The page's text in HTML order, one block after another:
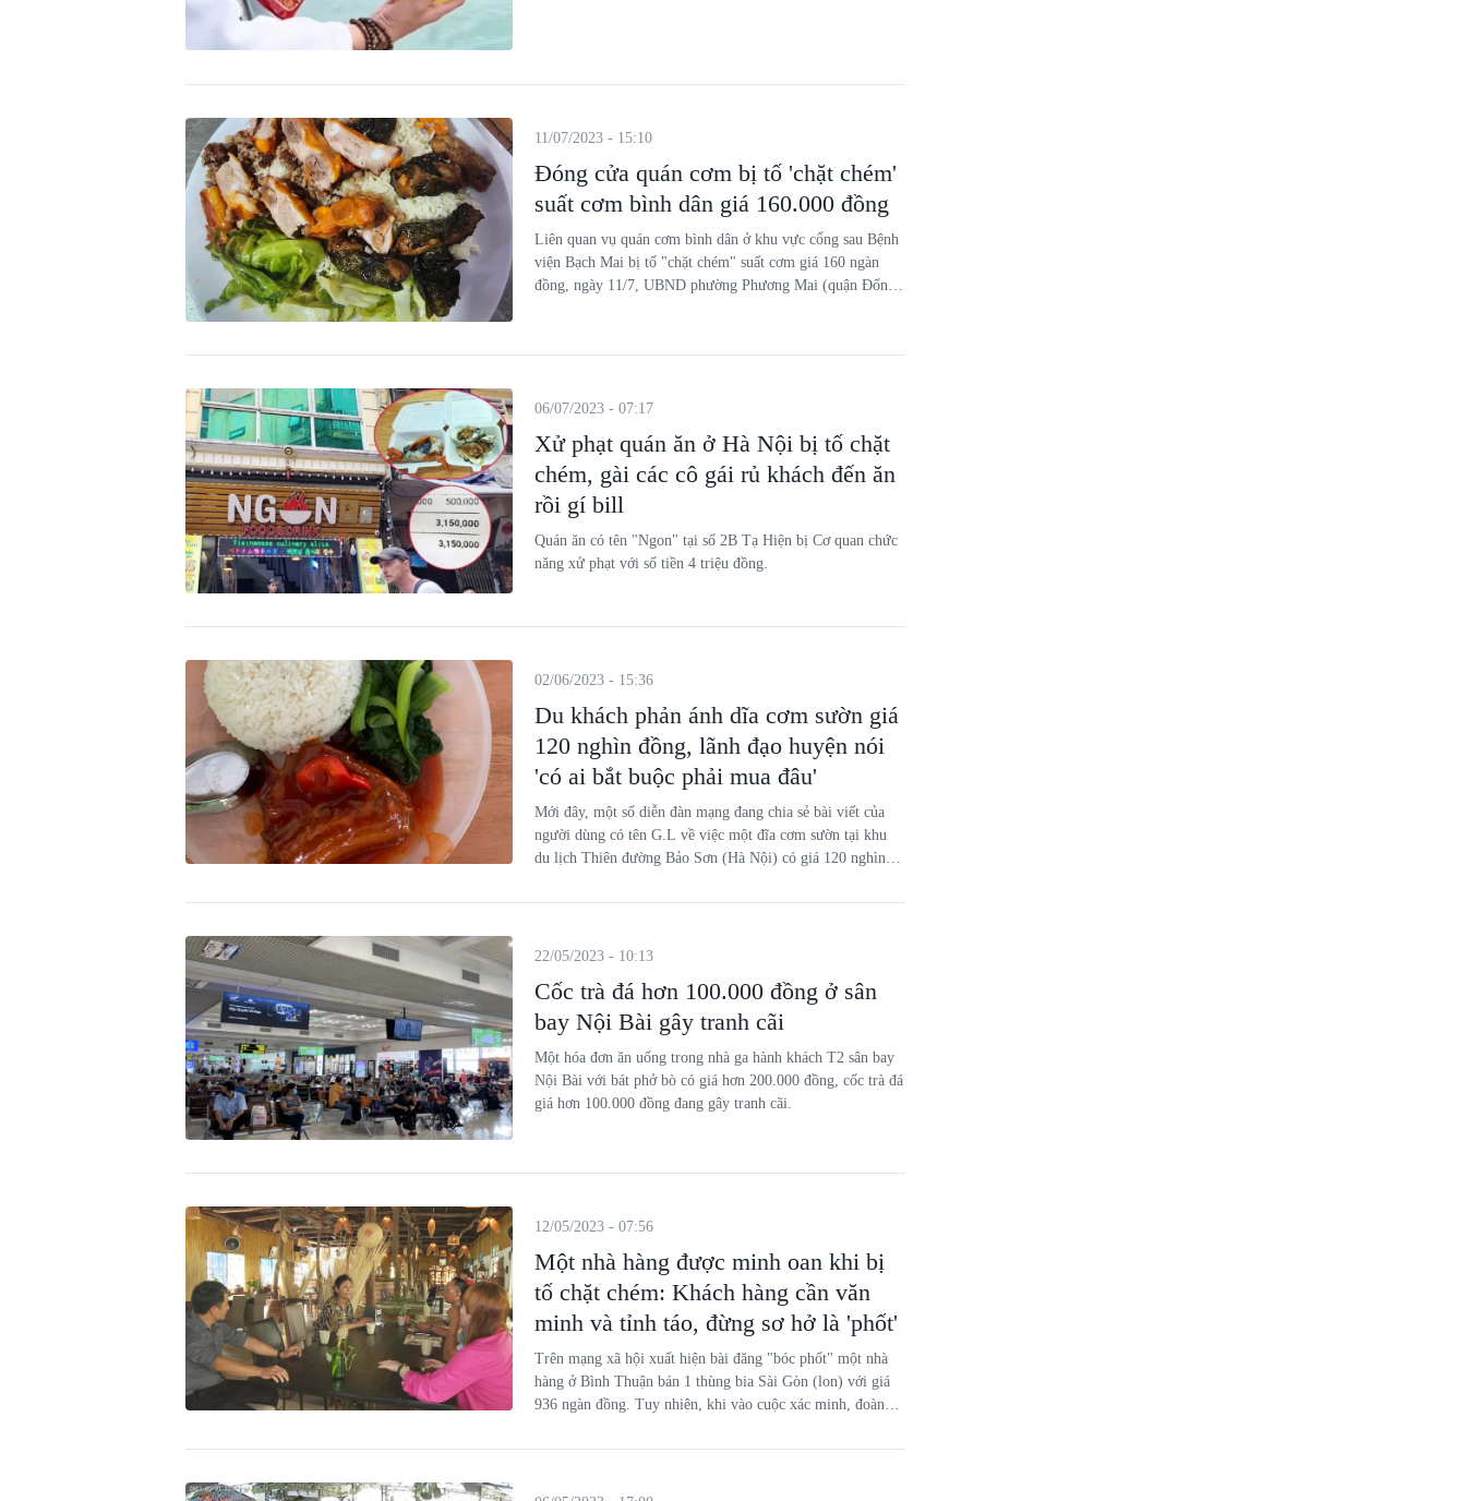
Đóng cửa quán cơm bị tố 'chặt chém'
suất cơm bình dân giá 160.000 đồng
11/07/2023 - 15:10
Liên quan vụ quán cơm bình dân ở khu vực cổng sau Bệnh
viện Bạch Mai bị tố "chặt chém" suất cơm giá 160 ngàn
đồng, ngày 11/7, UBND phường Phương Mai (quận Đống
Xử phạt quán ăn ở Hà Nội bị tố chặt
chém, gài các cô gái rủ khách đến ăn
rồi gí bill
06/07/2023 - 07:17
Quán ăn có tên "Ngon" tại số 2B Tạ Hiện bị Cơ quan chức
năng xử phạt với số tiền 4 triệu đồng.
Du khách phản ánh dĩa cơm sườn giá
120 nghìn đồng, lãnh đạo huyện nói
'có ai bắt buộc phải mua đâu'
02/06/2023 - 15:36
Mới đây, một số diễn đàn mạng đang chia sẻ bài viết của
người dùng có tên G.L về việc một đĩa cơm sườn tại khu
du lịch Thiên đường Bảo Sơn (Hà Nội) có giá 120 nghìn
Cốc trà đá hơn 100.000 đồng ở sân
bay Nội Bài gây tranh cãi
22/05/2023 - 10:13
Một hóa đơn ăn uống trong nhà ga hành khách T2 sân bay
Nội Bài với bát phở bò có giá hơn 200.000 đồng, cốc trà đá
giá hơn 100.000 đồng đang gây tranh cãi.
Một nhà hàng được minh oan khi bị
tố chặt chém: Khách hàng cần văn
minh và tỉnh táo, đừng sơ hở là 'phốt'
12/05/2023 - 07:56
Trên mạng xã hội xuất hiện bài đăng "bóc phốt" một nhà
hàng ở Bình Thuận bán 1 thùng bia Sài Gòn (lon) với giá
936 ngàn đồng. Tuy nhiên, khi vào cuộc xác minh, đoàn
này là bán giá “trên trời” là không đúng.